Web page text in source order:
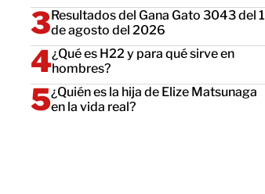
Resultados del Gana Gato 3043 del 1
de agosto del 2026
¿Qué es H22 y para qué sirve en
hombres?
¿Quién es la hija de Elize Matsunaga
en la vida real?